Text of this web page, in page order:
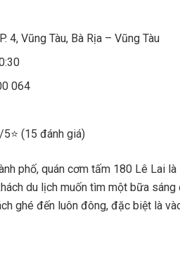
4, Vũng Tàu, Bà Rịa – Vũng Tàu
064
(15 đánh giá)
phố, quán cơm tấm 180 Lê Lai
du lịch muốn tìm một bữa
ghé đến luôn đông, đặc biệt là